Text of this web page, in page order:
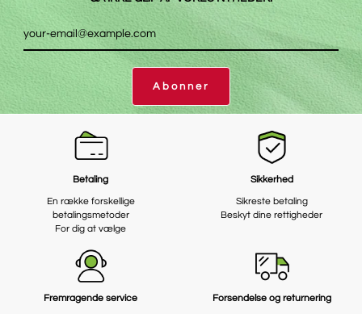
Abonner
Betaling
En række forskellige
betalingsmetoder
For dig at vælge
Sikkerhed
Sikreste betaling
Beskyt dine rettigheder
Fremragende service Forsendelse og returnering